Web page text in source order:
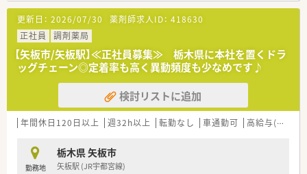
更新日： 2026/07/30 薬剤師求人ID： 418630
正社員
調剤薬局
【矢板市/矢板駅】≪正社員募集≫ 栃木県に本社を置くドラ
ッグチェーン◎定着率も高く異動頻度も少なめです♪
検討リストに追加
年間休日120日以上 週32h以上 転勤なし 車通勤可 高給与(600万円以上)
勤務地
栃木県 矢板市
矢板駅 (JR宇都宮線)